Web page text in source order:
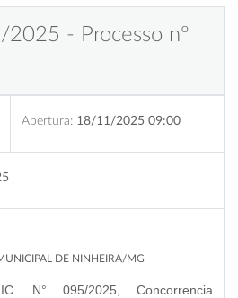
2025 - Processo nº
Abertura: 18/11/2025 09:00
DE NINHEIRA/MG
N° 095/2025, Concorrencia